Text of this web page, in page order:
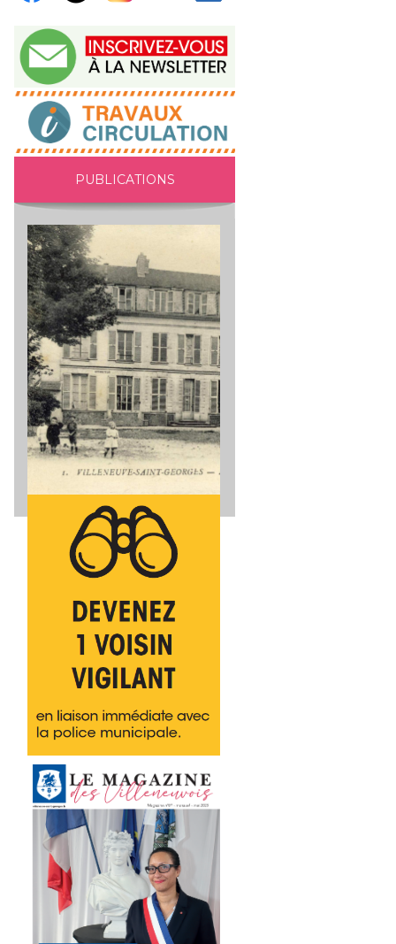
PUBLICATIONS